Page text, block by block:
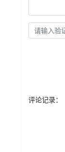
评论记录：